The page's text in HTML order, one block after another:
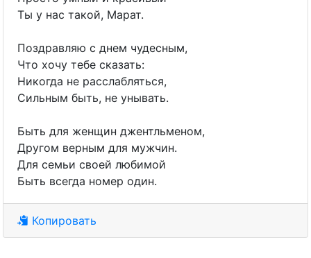
Ты у нас такой, Марат.
Поздравляю с днем чудесным,
Что хочу тебе сказать:
Никогда не расслабляться,
Сильным быть, не унывать.
Быть для женщин джентльменом,
Другом верным для мужчин.
Для семьи своей любимой
Быть всегда номер один.
Копировать